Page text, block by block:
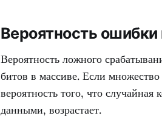
Вероятность ошибки
Вероятность ложного
битов в массиве. Если
вероятность того, что
данными, возрастает.